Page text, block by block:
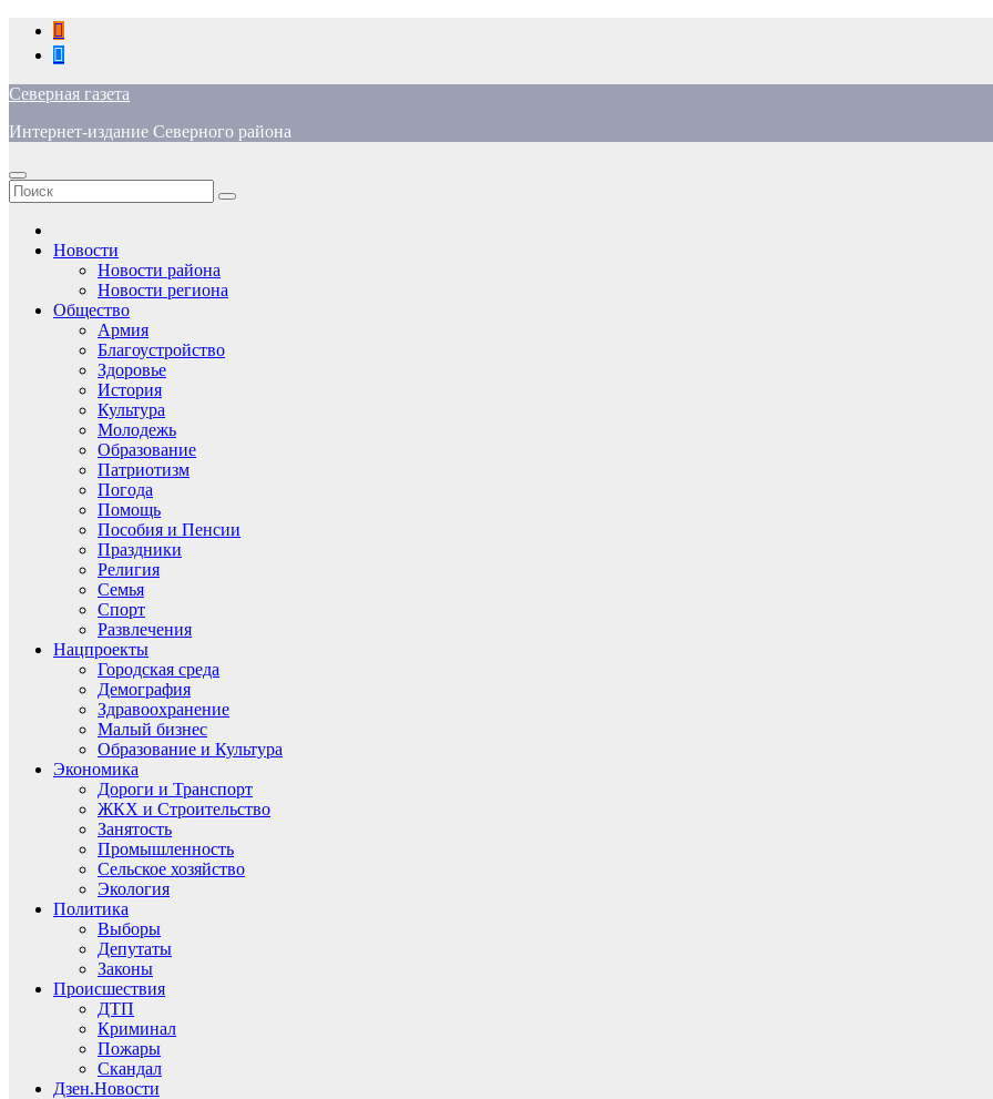
Перейти
содержимому
Северная газета
Интернет-издание Северного района
Новости
Новости района
Новости региона
Общество
Армия
Благоустройство
Здоровье
История
Культура
Молодежь
Образование
Патриотизм
Погода
Помощь
Пособия и Пенсии
Праздники
Религия
Семья
Спорт
Развлечения
Нацпроекты
Городская среда
Демография
Здравоохранение
Малый бизнес
Образование и Культура
Экономика
Дороги и Транспорт
ЖКХ и Строительство
Занятость
Промышленность
Сельское хозяйство
Экология
Политика
Выборы
Депутаты
Законы
Происшествия
ДТП
Криминал
Пожары
Скандал
Дзен.Новости